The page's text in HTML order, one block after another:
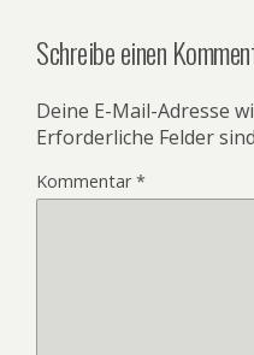
Schreibe einen
Deine E-Mail-Adresse
Erforderliche Felder
Kommentar*